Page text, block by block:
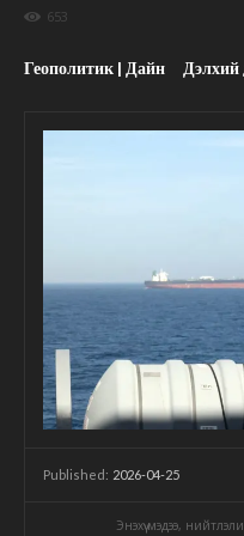
653
Геополитик | Дайн Дэлхий
Published: 2026-04-25
Энэхүү мэдээ,